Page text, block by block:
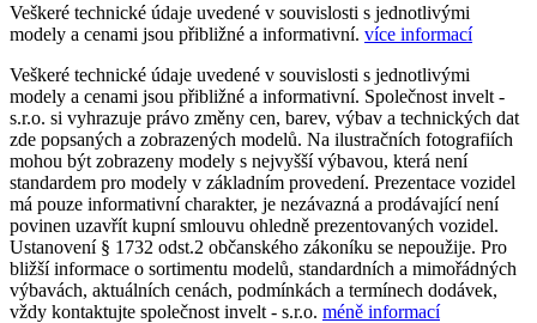
Veškeré technické údaje uvedené v souvislosti s jednotlivými
modely a cenami jsou přibližné a informativní. více informací
Veškeré technické údaje uvedené v souvislosti s jednotlivými
modely a cenami jsou přibližné a informativní. Společnost invelt -
s.r.o. si vyhrazuje právo změny cen, barev, výbav a technických dat
zde popsaných a zobrazených modelů. Na ilustračních fotografiích
mohou být zobrazeny modely s nejvyšší výbavou, která není
standardem pro modely v základním provedení. Prezentace vozidel
má pouze informativní charakter, je nezávazná a prodávající není
povinen uzavřít kupní smlouvu ohledně prezentovaných vozidel.
Ustanovení § 1732 odst.2 občanského zákoníku se nepoužije. Pro
bližší informace o sortimentu modelů, standardních a mimořádných
výbavách, aktuálních cenách, podmínkách a termínech dodávek,
vždy kontaktujte společnost invelt - s.r.o. méně informací